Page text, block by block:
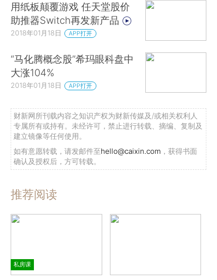
用纸板颠覆游戏 任天堂股价
助推器Switch再发新产品
2018年01月18日 APP打开
“马化腾概念股”希玛眼科盘中
大涨104%
2018年01月18日 APP打开
财新网所刊载内容之知识产权为财新传媒及/或相关权利人
专属所有或持有。未经许可，禁止进行转载、摘编、复制及
建立镜像等任何使用。
如有意愿转载，请发邮件至hello@caixin.com ，获得书面
确认及授权后，方可转载。
推荐阅读
私房课